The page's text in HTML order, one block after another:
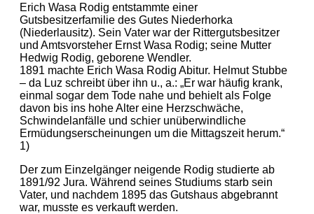
Erich Wasa Rodig entstammte einer
Gutsbesitzerfamilie des Gutes Niederhorka
(Niederlausitz). Sein Vater war der Rittergutsbesitzer
und Amtsvorsteher Ernst Wasa Rodig; seine Mutter
Hedwig Rodig, geborene Wendler.
1891 machte Erich Wasa Rodig Abitur. Helmut Stubbe
– da Luz schreibt über ihn u., a.: „Er war häufig krank,
einmal sogar dem Tode nahe und behielt als Folge
davon bis ins hohe Alter eine Herzschwäche,
Schwindelanfälle und schier unüberwindliche
Ermüdungserscheinungen um die Mittagszeit herum.“
1)
Der zum Einzelgänger neigende Rodig studierte ab
1891/92 Jura. Während seines Studiums starb sein
Vater, und nachdem 1895 das Gutshaus abgebrannt
war, musste es verkauft werden.